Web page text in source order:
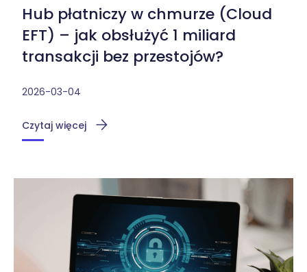
Hub płatniczy w chmurze (Cloud
EFT) – jak obsłużyć 1 miliard
transakcji bez przestojów?
2026-03-04
Czytaj więcej